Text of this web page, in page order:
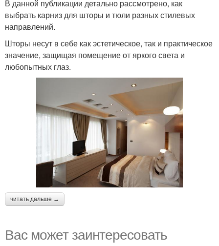
В данной публикации детально рассмотрено, как
выбрать карниз для шторы и тюли разных стилевых
направлений.
Шторы несут в себе как эстетическое, так и практическое
значение, защищая помещение от яркого света и
любопытных глаз.
читать дальше →
Вас может заинтересовать